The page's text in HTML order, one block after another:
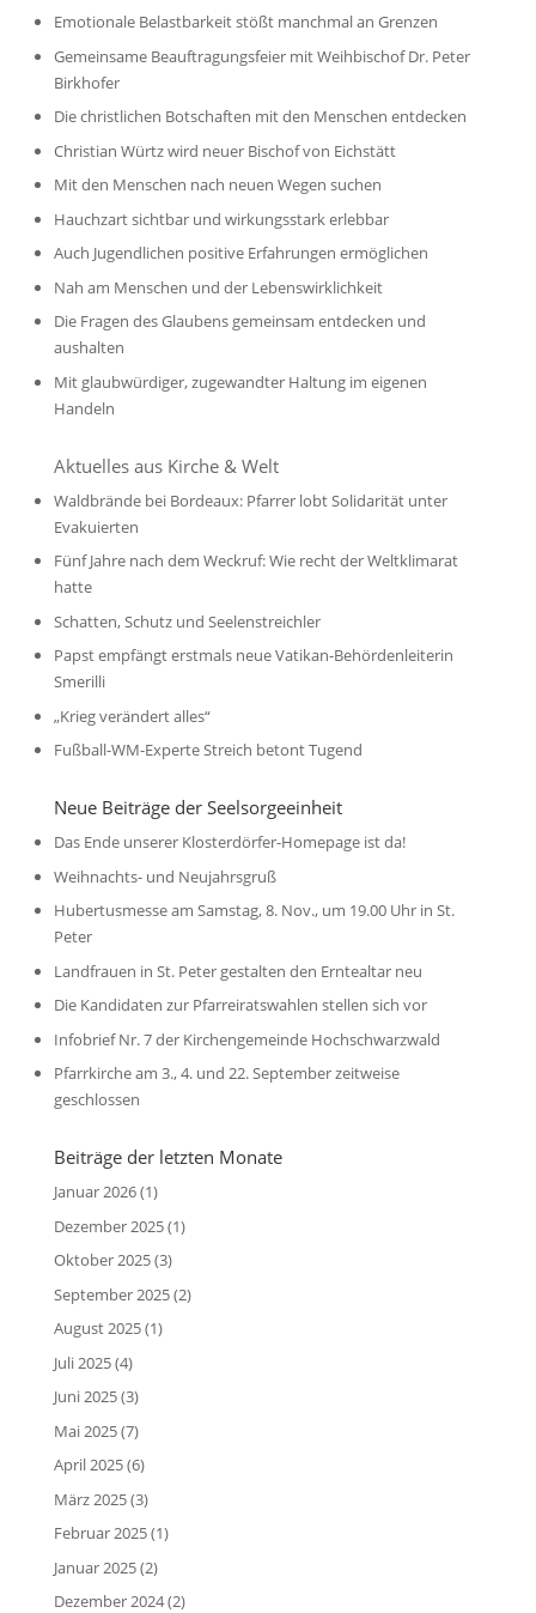
Emotionale Belastbarkeit stößt manchmal an Grenzen
Gemeinsame Beauftragungsfeier mit Weihbischof Dr. Peter
Birkhofer
Die christlichen Botschaften mit den Menschen entdecken
Christian Würtz wird neuer Bischof von Eichstätt
Mit den Menschen nach neuen Wegen suchen
Hauchzart sichtbar und wirkungsstark erlebbar
Auch Jugendlichen positive Erfahrungen ermöglichen
Nah am Menschen und der Lebenswirklichkeit
Die Fragen des Glaubens gemeinsam entdecken und
aushalten
Mit glaubwürdiger, zugewandter Haltung im eigenen
Handeln
Aktuelles aus Kirche & Welt
Waldbrände bei Bordeaux: Pfarrer lobt Solidarität unter
Evakuierten
Fünf Jahre nach dem Weckruf: Wie recht der Weltklimarat
hatte
Schatten, Schutz und Seelenstreichler
Papst empfängt erstmals neue Vatikan-Behördenleiterin
Smerilli
„Krieg verändert alles“
Fußball-WM-Experte Streich betont Tugend
Neue Beiträge der Seelsorgeeinheit
Das Ende unserer Klosterdörfer-Homepage ist da!
Weihnachts- und Neujahrsgruß
Hubertusmesse am Samstag, 8. Nov., um 19.00 Uhr in St.
Peter
Landfrauen in St. Peter gestalten den Erntealtar neu
Die Kandidaten zur Pfarreiratswahlen stellen sich vor
Infobrief Nr. 7 der Kirchengemeinde Hochschwarzwald
Pfarrkirche am 3., 4. und 22. September zeitweise
geschlossen
Beiträge der letzten Monate
Januar 2026(1)
Dezember 2025(1)
Oktober 2025(3)
September 2025(2)
August 2025(1)
Juli 2025(4)
Juni 2025(3)
Mai 2025(7)
April 2025(6)
März 2025(3)
Februar 2025(1)
Januar 2025(2)
Dezember 2024(2)